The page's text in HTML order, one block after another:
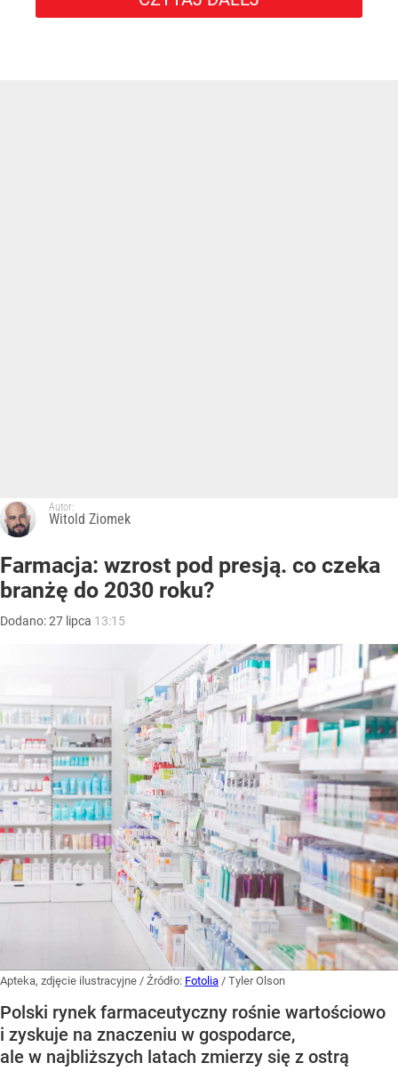
Autor:
Witold Ziomek
Farmacja: wzrost pod presją. co czeka
branżę do 2030 roku?
Dodano:27 lipca 13:15
Apteka, zdjęcie ilustracyjne / Źródło: Fotolia / Tyler Olson
Polski rynek farmaceutyczny rośnie wartościowo
i zyskuje na znaczeniu w gospodarce,
ale w najbliższych latach zmierzy się z ostrą